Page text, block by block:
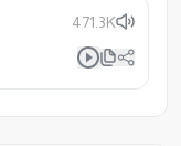
471.3K